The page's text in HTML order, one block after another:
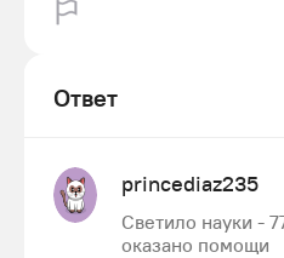
Ответ
princediaz235
Светило науки -
оказано помощи